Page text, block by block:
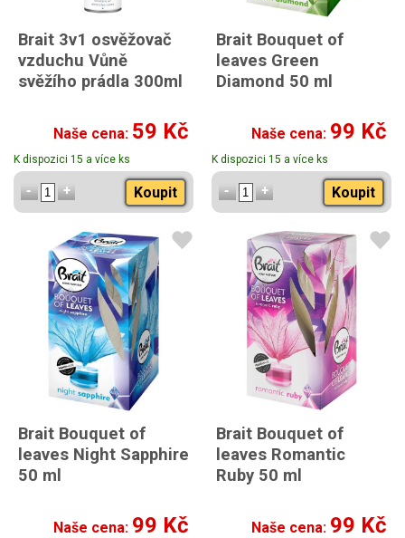
Brait 3v1 osvěžovač
vzduchu Vůně
svěžího prádla 300ml
Naše cena: 59 Kč
K dispozici 15 a více ks
Koupit
Brait Bouquet of
leaves Green
Diamond 50 ml
Naše cena: 99 Kč
K dispozici 15 a více ks
Koupit
Brait Bouquet of
leaves Night Sapphire
50 ml
Naše cena: 99 Kč
Brait Bouquet of
leaves Romantic
Ruby 50 ml
Naše cena: 99 Kč